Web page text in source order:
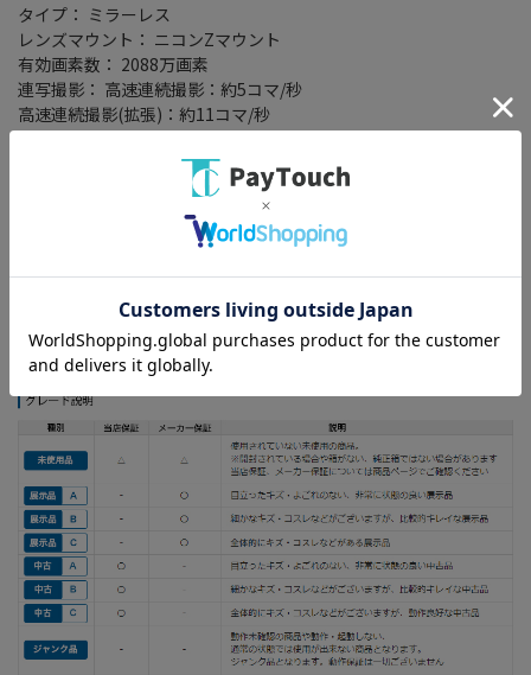
タイプ： ミラーレス
レンズマウント： ニコンZマウント
有効画素数： 2088万画素
連写撮影： 高速連続撮影：約5コマ/秒
高速連続撮影(拡張)：約11コマ/秒
記録メディア： SDカード/ SDHCカード/ SDXCカード
動画記録画素数： 4K(3840x2160)/ 29.97fps
ネットワーク： Wi-Fi/Bluetooth 4.2/BLE(Bluetooth Low
目立ったキズ・よごれのない、非常に状態の良い中古品です。
【付属品】全てあり